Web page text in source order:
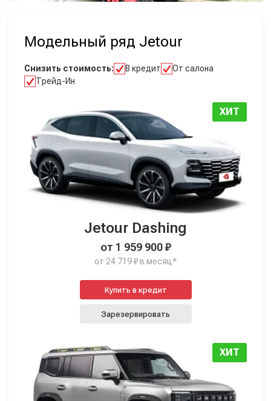
Модельный ряд Jetour
Снизить стоимость: В кредит
От салона
Трейд-Ин
ХИТ
Jetour Dashing
от 1 959 900 ₽
от 24 719 ₽ в месяц*
Купить в кредит
Зарезервировать
ХИТ